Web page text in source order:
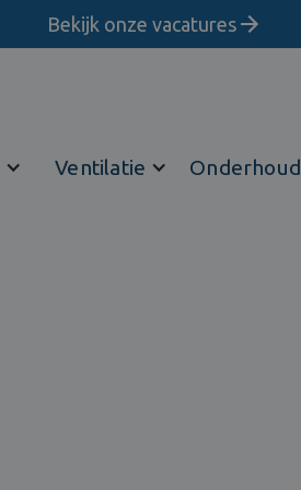
Bekijk onze vacatures
Ventilatie Onderhoud